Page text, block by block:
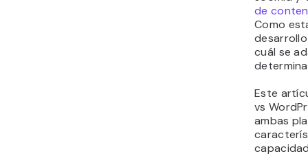
de
Como
cuál se
Este
vs
ambas